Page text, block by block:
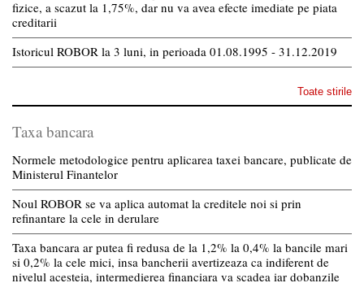
fizice, a scazut la 1,75%, dar nu va avea efecte imediate pe piata
creditarii
Istoricul ROBOR la 3 luni, in perioada 01.08.1995 - 31.12.2019
Toate stirile
Taxa bancara
Normele metodologice pentru aplicarea taxei bancare, publicate de
Ministerul Finantelor
Noul ROBOR se va aplica automat la creditele noi si prin
refinantare la cele in derulare
Taxa bancara ar putea fi redusa de la 1,2% la 0,4% la bancile mari
si 0,2% la cele mici, insa bancherii avertizeaza ca indiferent de
nivelul acesteia, intermedierea financiara va scadea iar dobanzile